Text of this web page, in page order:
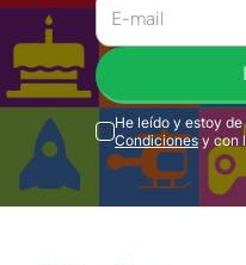
He leído y estoy
Condiciones y con